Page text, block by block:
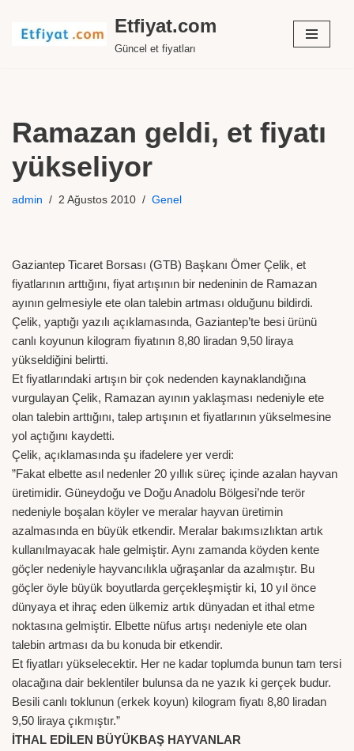
İçeriğe
Etfiyat.com
Güncel et fiyatları
Ramazan geldi, et fiyatı
yükseliyor
admin 2 Ağustos 2010 Genel
Gaziantep Ticaret Borsası (GTB) Başkanı Ömer Çelik, et
fiyatlarının arttığını, fiyat artışının bir nedeninin de Ramazan
ayının gelmesiyle ete olan talebin artması olduğunu bildirdi.
Çelik, yaptığı yazılı açıklamasında, Gaziantep’te besi ürünü
canlı koyunun kilogram fiyatının 8,80 liradan 9,50 liraya
yükseldiğini belirtti.
Et fiyatlarındaki artışın bir çok nedenden kaynaklandığına
vurgulayan Çelik, Ramazan ayının yaklaşması nedeniyle ete
olan talebin arttığını, talep artışının et fiyatlarının yükselmesine
yol açtığını kaydetti.
Çelik, açıklamasında şu ifadelere yer verdi:
”Fakat elbette asıl nedenler 20 yıllık süreç içinde azalan hayvan
üretimidir. Güneydoğu ve Doğu Anadolu Bölgesi’nde terör
nedeniyle boşalan köyler ve meralar hayvan üretimin
azalmasında en büyük etkendir. Meralar bakımsızlıktan artık
kullanılmayacak hale gelmiştir. Aynı zamanda köyden kente
göçler nedeniyle hayvancılıkla uğraşanlar da azalmıştır. Bu
göçler öyle büyük boyutlarda gerçekleşmiştir ki, 10 yıl önce
dünyaya et ihraç eden ülkemiz artık dünyadan et ithal etme
noktasına gelmiştir. Elbette nüfus artışı nedeniyle ete olan
talebin artması da bu konuda bir etkendir.
Et fiyatları yükselecektir. Her ne kadar toplumda bunun tam tersi
olacağına dair beklentiler bulunsa da ne yazık ki gerçek budur.
Besili canlı toklunun (erkek koyun) kilogram fiyatı 8,80 liradan
9,50 liraya çıkmıştır.”
İTHAL EDİLEN BÜYÜKBAŞ HAYVANLAR